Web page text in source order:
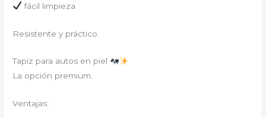
fácil limpieza
Resistente y práctico.
Tapiz para autos en piel
La opción premium.
Ventajas: